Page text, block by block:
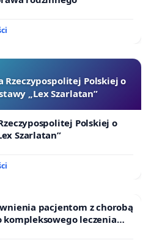
Rzeczypospolitej Polskiej o
„Lex Szarlatan”
Polskiej o
Szarlatan”
pacjentom z chorobą
kompleksowego leczenia